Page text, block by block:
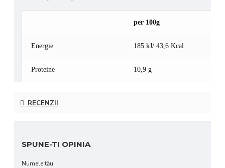
per 100g
Energie 185 kJ/ 43,6 Kcal
Proteine 10,9 g
Sodiu
RECENZII
SPUNE-TI OPINIA
Numele tău: